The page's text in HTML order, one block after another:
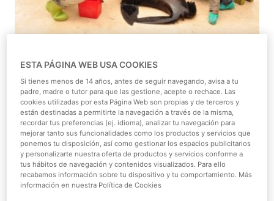
Hacer que el verano sea interesante y entretenido para
los más pequeños no siempre es fácil. Una solución
tradicional es la de enviar a los niños a un campamento
de verano. Un lugar para aprender, hacer amigos y
divertirse. Elegir el campamento correcto es un desafío.
¿Cómo encontrar el adecuado? Faunia propone los
campamentos urbanos.
En Faunia, los más pequeños podrán descubrir el
ESTA PÁGINA WEB USA COOKIES
Si tienes menos de 14 años, antes de seguir navegando, avisa a tu
padre, madre o tutor para que las gestione, acepte o rechace. Las
cookies utilizadas por esta Página Web son propias y de terceros y
están destinadas a permitirte la navegación a través de la misma,
recordar tus preferencias (ej. idioma), analizar tu navegación para
mejorar tanto sus funcionalidades como los productos y servicios que
ponemos tu disposición, así como gestionar los espacios publicitarios
y personalizarte nuestra oferta de productos y servicios conforme a
tus hábitos de navegación y contenidos visualizados. Para ello
recabamos información sobre tu dispositivo y tu comportamiento. Más
información en nuestra Política de Cookies